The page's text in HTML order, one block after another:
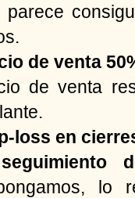
parece
de venta
de venta
loss en
seguimiento
lo